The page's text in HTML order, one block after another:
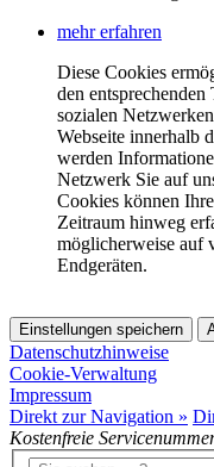
mehr erfahren
Diese Cookies
den
sozialen
Webseite innerhalb
werden
Netzwerk Sie auf
Cookies können
Zeitraum hinweg
möglicherweise auf
Endgeräten.
Einstellungen speichern
Datenschutzhinweise
Cookie-Verwaltung
Impressum
Direkt zur Navigation »
Kostenfreie